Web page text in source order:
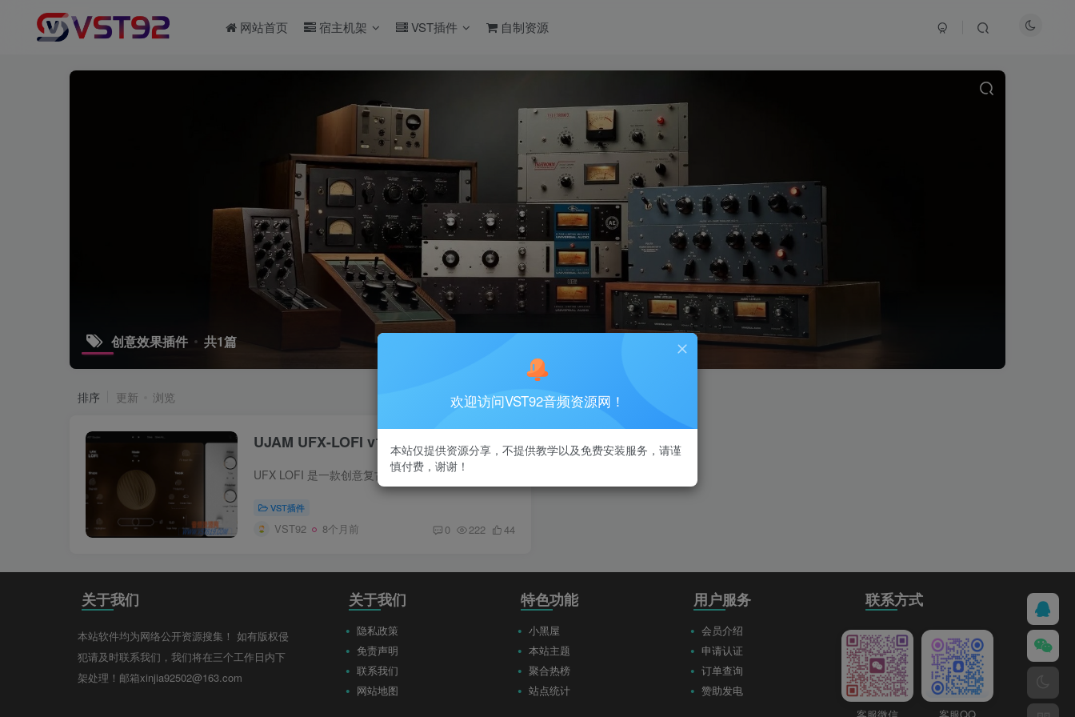
网站首页 宿主机架 VST插件 自制资源
创意效果插件 共1篇
排序 更新 浏览
UJAM UFX-LOFI v1.0.0_WIN-R2R
VST插件
VST92 8个月前 0 222 44
关于我们
本站软件均为网络公开资源搜集！ 如有版权侵
犯请及时联系我们，我们将在三个工作日内下
架处理！邮箱xinjia92502@163.com
关于我们
隐私政策
免责声明
联系我们
网站地图
特色功能
小黑屋
本站主题
聚合热榜
站点统计
用户服务
会员介绍
申请认证
订单查询
赞助发电
联系方式
客服微信 客服QQ
欢迎访问VST92音频资源网！
本站仅提供资源分享，不提供教学以及免费安装服务，请谨
慎付费，谢谢！